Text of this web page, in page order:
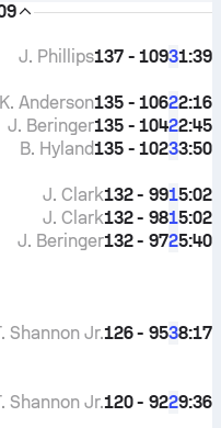
1:39
3
137 - 109
J. Phillips
2:16
2
135 - 106
K. Anderson
2:45
2
135 - 104
J. Beringer
3:50
3
135 - 102
B. Hyland
5:02
1
132 - 99
J. Clark
5:02
1
132 - 98
J. Clark
5:40
2
132 - 97
J. Beringer
8:17
3
126 - 95
Shannon Jr.
9:36
2
120 - 92
Shannon Jr.